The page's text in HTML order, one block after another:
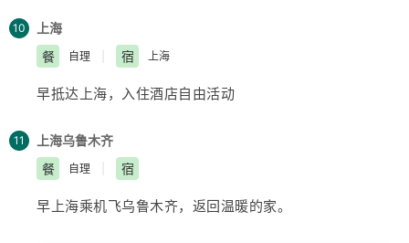
10
上海
餐
自理 宿 上海
早抵达 上海，入住酒店自由活动
11 上海乌鲁木齐
餐
自理 宿
早 上海乘机飞乌鲁木齐，返回温暖的家。